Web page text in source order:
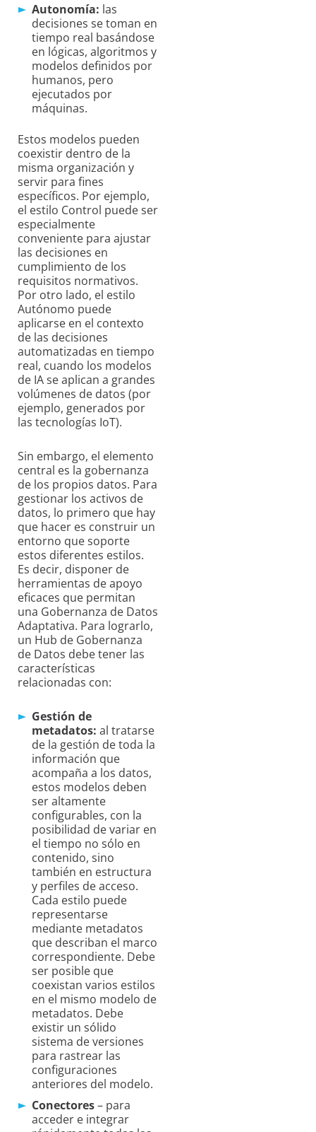
Autonomía: las
decisiones se toman en
tiempo real basándose
en lógicas, algoritmos y
modelos definidos por
humanos, pero
ejecutados por
máquinas.
Estos modelos pueden
coexistir dentro de la
misma organización y
servir para fines
específicos. Por ejemplo,
el estilo Control puede ser
especialmente
conveniente para ajustar
las decisiones en
cumplimiento de los
requisitos normativos.
Por otro lado, el estilo
Autónomo puede
aplicarse en el contexto
de las decisiones
automatizadas en tiempo
real, cuando los modelos
de IA se aplican a grandes
volúmenes de datos (por
ejemplo, generados por
las tecnologías IoT).
Sin embargo, el elemento
central es la gobernanza
de los propios datos. Para
gestionar los activos de
datos, lo primero que hay
que hacer es construir un
entorno que soporte
estos diferentes estilos.
Es decir, disponer de
herramientas de apoyo
eficaces que permitan
una Gobernanza de Datos
Adaptativa. Para lograrlo,
un Hub de Gobernanza
de Datos debe tener las
características
relacionadas con:
Gestión de
metadatos: al tratarse
de la gestión de toda la
información que
acompaña a los datos,
estos modelos deben
ser altamente
configurables, con la
posibilidad de variar en
el tiempo no sólo en
contenido, sino
también en estructura
y perfiles de acceso.
Cada estilo puede
representarse
mediante metadatos
que describan el marco
correspondiente. Debe
ser posible que
coexistan varios estilos
en el mismo modelo de
metadatos. Debe
existir un sólido
sistema de versiones
para rastrear las
configuraciones
anteriores del modelo.
Conectores– para
acceder e integrar